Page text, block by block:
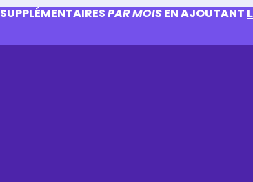
SUPPLÉMENTAIRESPAR MOISEN AJOUTANT